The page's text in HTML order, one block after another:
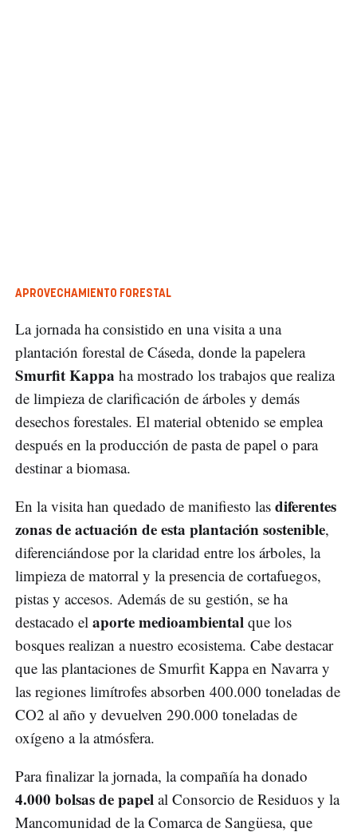
APROVECHAMIENTO FORESTAL
La jornada ha consistido en una visita a una
plantación forestal de Cáseda, donde la papelera
Smurfit Kappa ha mostrado los trabajos que realiza
de limpieza de clarificación de árboles y demás
desechos forestales. El material obtenido se emplea
después en la producción de pasta de papel o para
destinar a biomasa.
En la visita han quedado de manifiesto las diferentes
zonas de actuación de esta plantación sostenible,
diferenciándose por la claridad entre los árboles, la
limpieza de matorral y la presencia de cortafuegos,
pistas y accesos. Además de su gestión, se ha
destacado el aporte medioambiental que los
bosques realizan a nuestro ecosistema. Cabe destacar
que las plantaciones de Smurfit Kappa en Navarra y
las regiones limítrofes absorben 400.000 toneladas de
CO2 al año y devuelven 290.000 toneladas de
oxígeno a la atmósfera.
Para finalizar la jornada, la compañía ha donado
4.000 bolsas de papel al Consorcio de Residuos y la
Mancomunidad de la Comarca de Sangüesa, que